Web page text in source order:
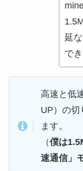
延
で
高速と低
UP）の切
ます。
（僕は
速通信」